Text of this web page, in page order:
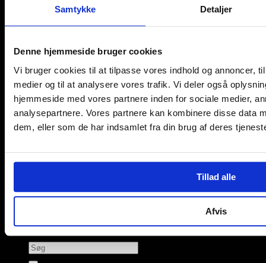
Samtykke Detaljer
Denne hjemmeside bruger cookies
Vi bruger cookies til at tilpasse vores indhold og annoncer,
medier og til at analysere vores trafik. Vi deler også
hjemmeside med vores partnere inden for sociale medier,
analysepartnere. Vores partnere kan kombinere disse data
dem, eller som de har indsamlet fra din brug af deres
Tillad alle
Afvis
Søg
efter: